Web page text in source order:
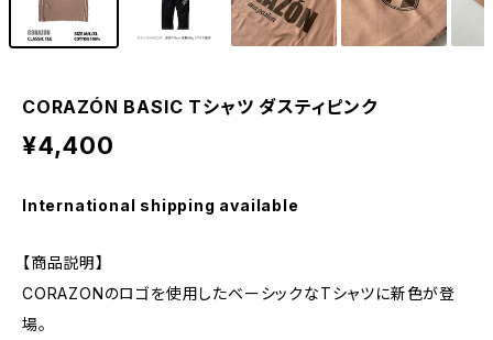
CORAZÓN BASIC Tシャツ ダスティピンク
¥4,400
International shipping available
【商品説明】
CORAZONのロゴを使用したベーシックなTシャツに新色が登
場。